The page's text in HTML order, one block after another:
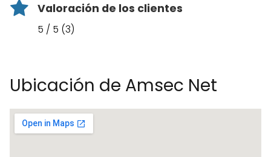
Valoración de los clientes
5 / 5 (3)
Ubicación de Amsec Net